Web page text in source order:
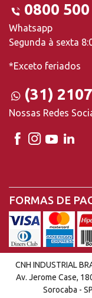
0800
Whatsapp
Segunda à sexta
*Exceto feriados
(31)
Nossas Redes
FORMAS DE
CNH INDUSTRIAL
Av. Jerome Case,
Sorocaba -